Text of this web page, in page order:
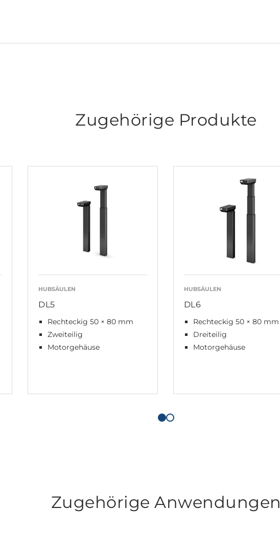
Zugehörige Produkte
HUBSÄULEN
DL5
Rechteckig 50 × 80 mm
Zweiteilig
Motorgehäuse
HUBSÄULEN
DL6
Rechteckig 50 × 80 mm
Dreiteilig
Motorgehäuse
Zugehörige Anwendungen